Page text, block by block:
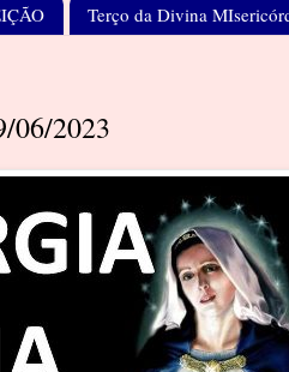
Terço da Divina
2023